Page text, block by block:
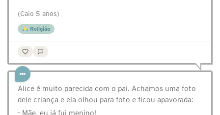
(Caio 5 anos)
Religião
Alice é muito parecida com o pai. Achamos uma foto
dele criança e ela olhou para foto e ficou apavorada:
- Mãe, eu já fui menino!